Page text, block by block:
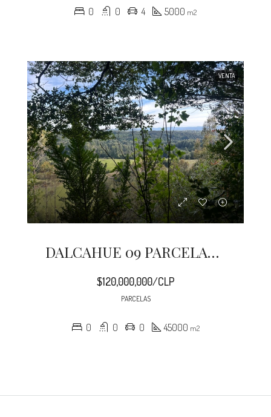
0 0 4 5000 m2
VENTA
DALCAHUE 09 PARCELAS EN PINDAPULLI
$120,000,000/CLP
PARCELAS
0 0 0 45000 m2